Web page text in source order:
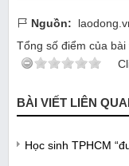
Nguồn:
Tổng số điểm của bài
BÀI VIẾT LIÊN
Học sinh TPHCM